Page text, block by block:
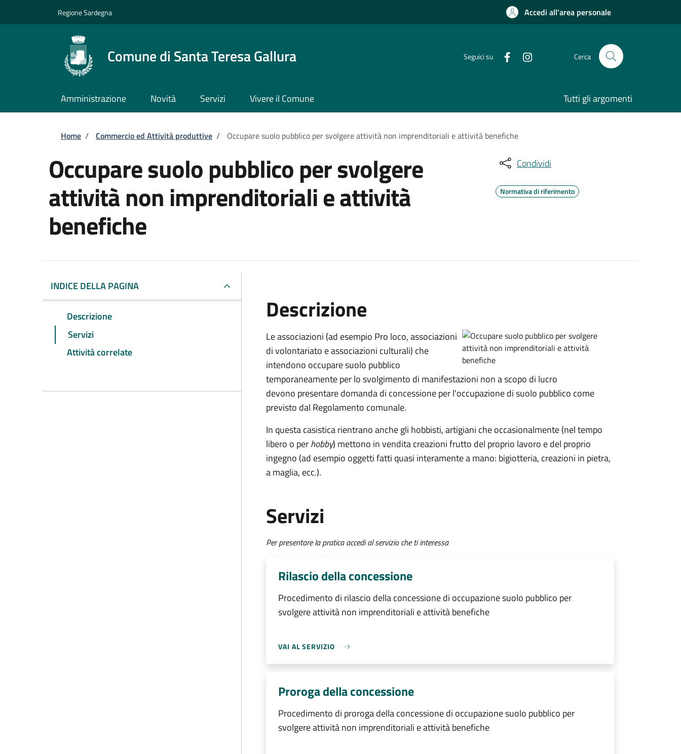
Regione Sardegna Accedi all'area personale
Comune di Santa Teresa Gallura Seguici su Cerca
Amministrazione Novità Servizi Vivere il Comune Tutti gli argomenti
Briciole di pane
Home / Commercio ed Attività produttive / Occupare suolo pubblico per svolgere attività non imprenditoriali e attività benefiche
Occupare suolo pubblico per svolgere
attività non imprenditoriali e attività
benefiche
Condividi
Normativa di riferimento
INDICE DELLA PAGINA
Descrizione
Servizi
Attività correlate
Descrizione
Le associazioni (ad esempio Pro loco, associazioni
di volontariato e associazioni culturali) che
intendono occupare suolo pubblico
temporaneamente per lo svolgimento di manifestazioni non a scopo di lucro
devono presentare domanda di concessione per l'occupazione di suolo pubblico come
previsto dal Regolamento comunale.
In questa casistica rientrano anche gli hobbisti, artigiani che occasionalmente (nel tempo
libero o perhobby) mettono in vendita creazioni frutto del proprio lavoro e del proprio
ingegno (ad esempio oggetti fatti quasi interamente a mano: bigiotteria, creazioni in pietra,
a maglia, ecc.).
Servizi
Per presentare la pratica accedi al servizio che ti interessa
Rilascio della concessione
Procedimento di rilascio della concessione di occupazione suolo pubblico per
svolgere attività non imprenditoriali e attività benefiche
VAI AL SERVIZIO
Proroga della concessione
Procedimento di proroga della concessione di occupazione suolo pubblico per
svolgere attività non imprenditoriali e attività benefiche